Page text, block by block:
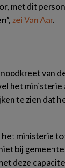
met dit
zei Van Aar.
van
het
te zien dat
ministerie
bij
deze